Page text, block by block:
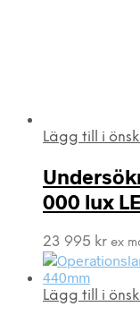
Lägg till i
000 lux
23 995 kr ex
Lägg till i